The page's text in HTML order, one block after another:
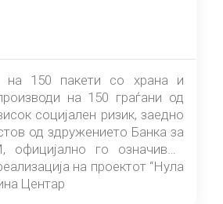
150 пакети со храна и
на 150 граѓани од
социјален ризик, заедно
од здружението Банка за
го означивме
на проектот “Нула
Центар